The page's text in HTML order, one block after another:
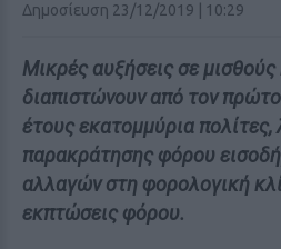
Δημοσίευση 23/12/2019 | 10:29
Μικρές αυξήσεις σε μισθούς
διαπιστώνουν από τον
έτους εκατομμύρια
παρακράτησης φόρου
αλλαγών στη φορολογική
εκπτώσεις φόρου.